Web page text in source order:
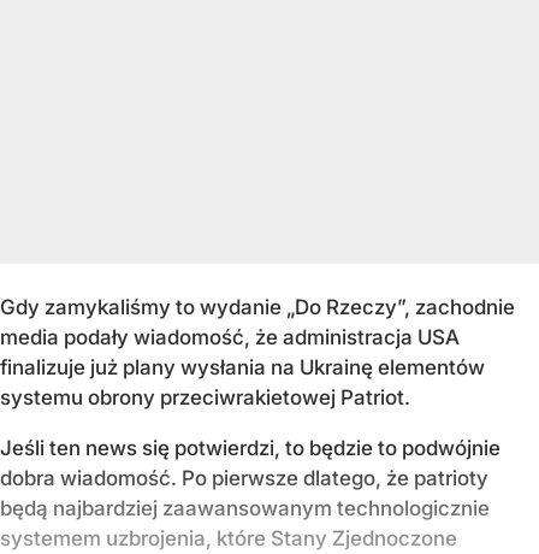
Gdy zamykaliśmy to wydanie „Do Rzeczy”, zachodnie
media podały wiadomość, że administracja USA
finalizuje już plany wysłania na Ukrainę elementów
systemu obrony przeciwrakietowej Patriot.
Jeśli ten news się potwierdzi, to będzie to podwójnie
dobra wiadomość. Po pierwsze dlatego, że patrioty
będą najbardziej zaawansowanym technologicznie
systemem uzbrojenia, które Stany Zjednoczone